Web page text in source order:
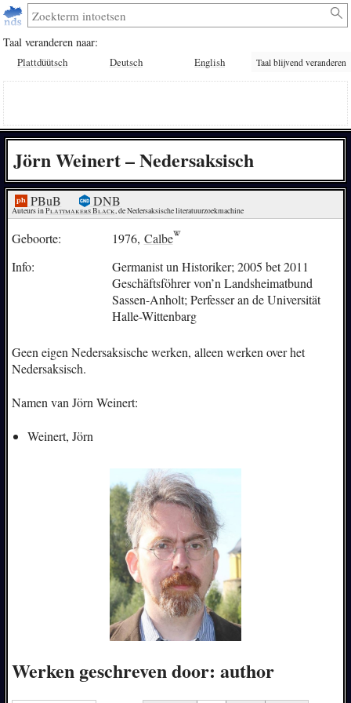
Taal veranderen naar:
Plattdüütsch Deutsch English Taal blijvend veranderen
Jörn Weinert – Nedersaksisch
PBuB DNB
Auteurs in Plattmakers Black, de Nedersaksische literatuurzoekmachine
Geboorte: 1976, Calbe
Info:
Germanist un Historiker; 2005 bet 2011
Geschäftsföhrer von’n Landsheimatbund
Sassen-Anholt; Perfesser an de Universität
Halle-Wittenbarg
Geen eigen Nedersaksische werken, alleen werken over het
Nedersaksisch.
Namen van Jörn Weinert:
Weinert, Jörn
Werken geschreven door: author